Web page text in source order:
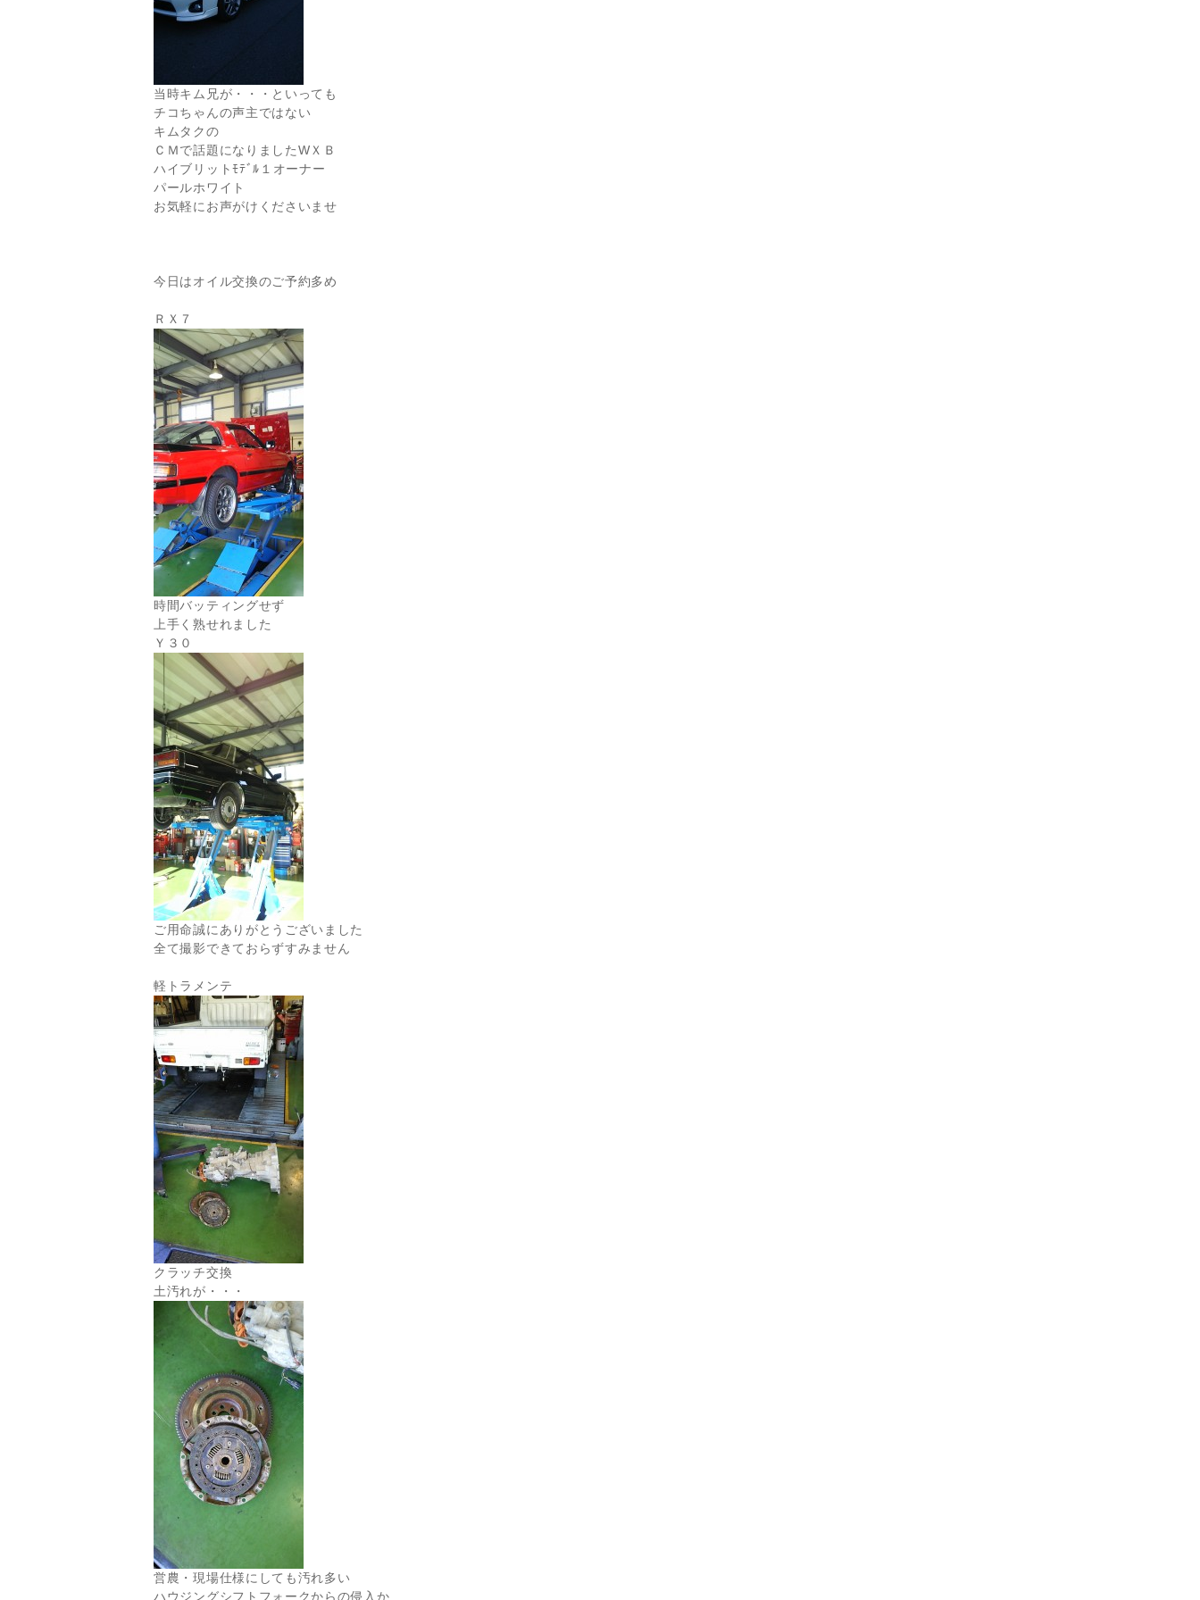
当時キム兄が・・・といっても
チコちゃんの声主ではない
キムタクの
ＣＭで話題になりましたWＸＢ
ハイブリットﾓﾃﾞﾙ１オーナー
パールホワイト
お気軽にお声がけくださいませ
今日はオイル交換のご予約多め
ＲＸ７
時間バッティングせず
上手く熟せれました
Ｙ３０
ご用命誠にありがとうございました
全て撮影できておらずすみません
軽トラメンテ
クラッチ交換
土汚れが・・・
営農・現場仕様にしても汚れ多い
ハウジングシフトフォークからの侵入か